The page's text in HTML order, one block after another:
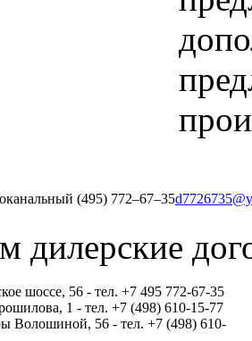
(495) 772‒67‒35
дилерские
шоссе, 56 - тел. +7 495 772-67-35
1 - тел. +7 (498) 610-15-77
Волошиной, 56 - тел. +7 (498) 610-